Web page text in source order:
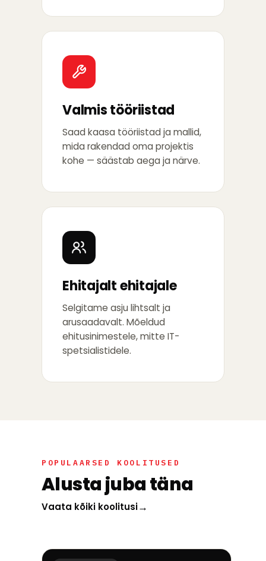
Valmis tööriistad
Saad kaasa tööriistad ja mallid,
mida rakendad oma projektis
kohe — säästab aega ja närve.
Ehitajalt ehitajale
Selgitame asju lihtsalt ja
arusaadavalt. Mõeldud
ehitusinimestele, mitte IT-
spetsialistidele.
POPULAARSED KOOLITUSED
Alusta juba täna
Vaata kõiki koolitusi→